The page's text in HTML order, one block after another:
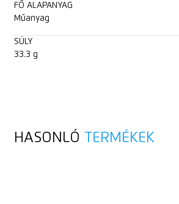
FŐ ALAPANYAG
Műanyag
SÚLY
33.3 g
HASONLÓ TERMÉKEK